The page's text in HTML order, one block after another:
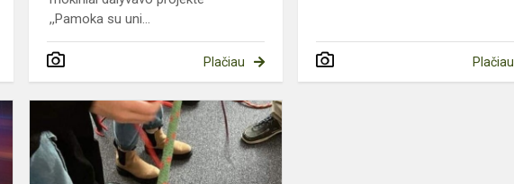
,,Pamoka su uni...
Plačiau Plačiau
karjerai
Karjeros
ugdymas